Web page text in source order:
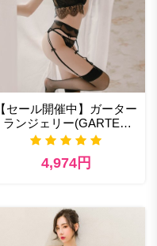
【セール開催中】ガーター
ランジェリー(GARTER
LINGERIE) 296bk セクシ
下着
4,974円